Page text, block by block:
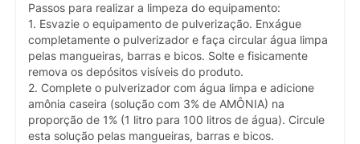
Passos para realizar a limpeza do equipamento:
1. Esvazie o equipamento de pulverização. Enxágue
completamente o pulverizador e faça circular água limpa
pelas mangueiras, barras e bicos. Solte e fisicamente
remova os depósitos visíveis do produto.
2. Complete o pulverizador com água limpa e adicione
amônia caseira (solução com 3% de AMÔNIA) na
proporção de 1% (1 litro para 100 litros de água). Circule
esta solução pelas mangueiras, barras e bicos.